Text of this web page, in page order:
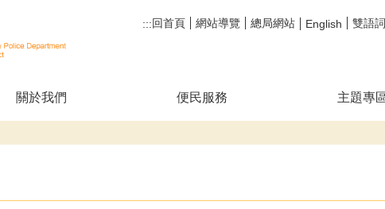
:::回首頁 網站導覽 總局網站 English 雙語
關於我們 便民服務 主題專